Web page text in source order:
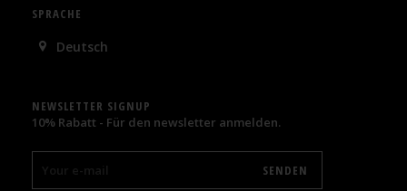
SPRACHE
Deutsch
NEWSLETTER SIGNUP
10% Rabatt - Für den newsletter anmelden.